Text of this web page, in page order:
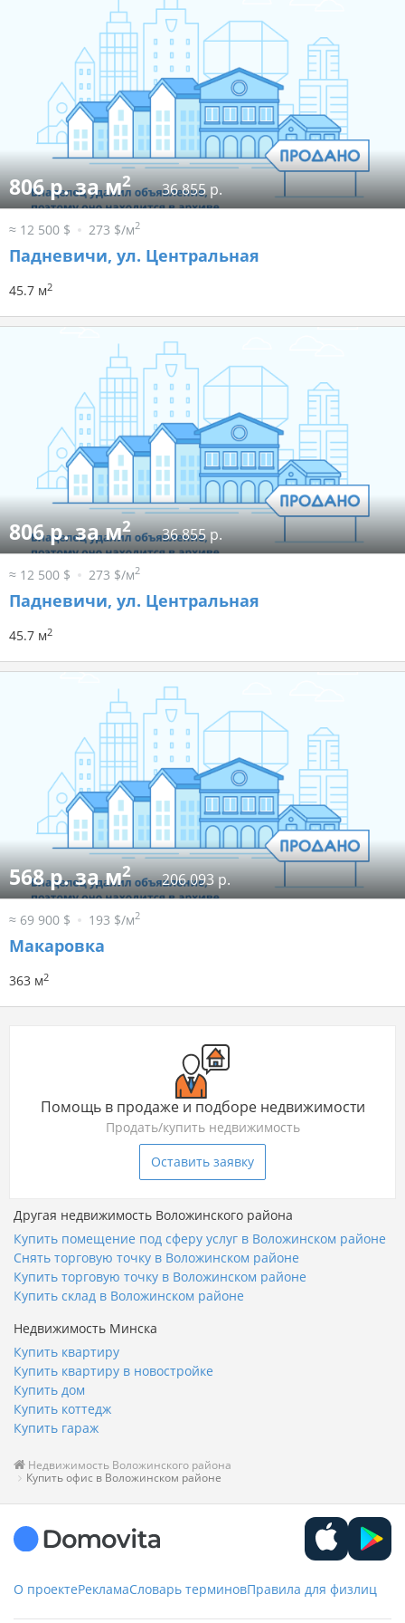
806 р. за м2 36 855 р.
≈ 12 500 $ 273 $/м2
Падневичи, ул. Центральная
45.7 м2
806 р. за м2 36 855 р.
≈ 12 500 $ 273 $/м2
Падневичи, ул. Центральная
45.7 м2
568 р. за м2 206 093 р.
≈ 69 900 $ 193 $/м2
Макаровка
363 м2
Помощь в продаже и подборе недвижимости
Продать/купить недвижимость
Оставить заявку
Другая недвижимость Воложинского района
Купить помещение под сферу услуг в Воложинском районе
Снять торговую точку в Воложинском районе
Купить торговую точку в Воложинском районе
Купить склад в Воложинском районе
Недвижимость Минска
Купить квартиру
Купить квартиру в новостройке
Купить дом
Купить коттедж
Купить гараж
Недвижимость Воложинского района
Купить офис в Воложинском районе
О проектеРекламаСловарь терминовПравила для физлиц